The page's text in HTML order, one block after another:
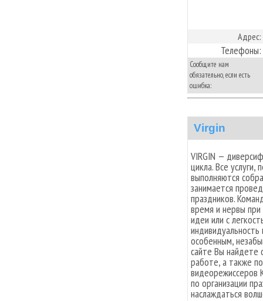
Адрес:
Телефоны:
Сообщите нам
обязательно, если есть
ошибка:
Virgin
VIRGIN —
цикла. Все услуги,
выполняются
занимается
праздников.
время и нервы
идеи или с
особенным,
сайте Вы найдете
работе, а также
видеорежиссеров
по организации
наслаждаться